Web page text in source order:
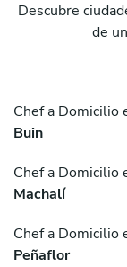
Descubre
de
Chef a Domicilio
Buin
Chef a Domicilio
Machalí
Chef a Domicilio
Peñaflor